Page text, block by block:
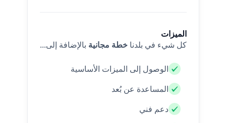
الميزات
كل شيء في بلدناخطة مجانية بالإضافة إلى...
الوصول إلى الميزات الأساسية
المساعدة عن بُعد
دعم فني